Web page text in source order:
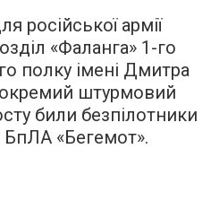
російської армії
«Фаланга» 1-го
полку імені Дмитра
штурмовий
били безпілотники
БпЛА «Бегемот».